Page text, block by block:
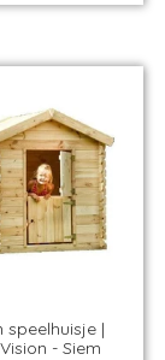
speelhuisje |
- Siem